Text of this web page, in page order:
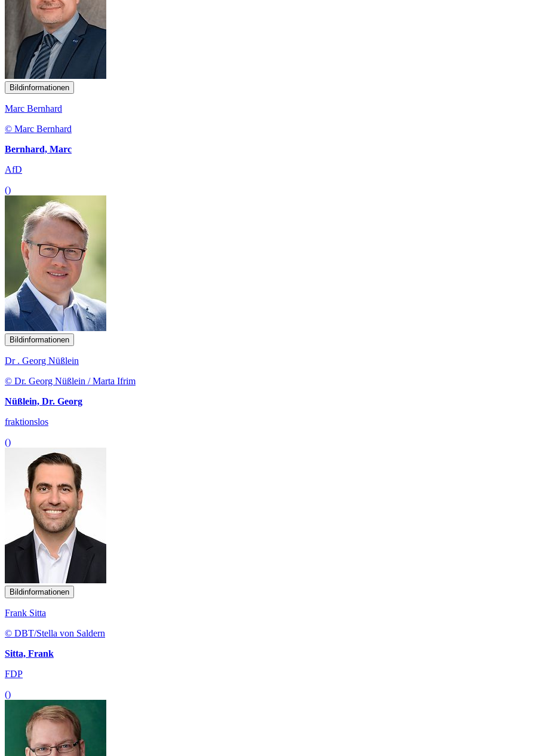
Bildinformationen
Marc Bernhard
© Marc Bernhard
Bernhard, Marc
AfD
()
Bildinformationen
Dr . Georg Nüßlein
© Dr. Georg Nüßlein / Marta Ifrim
Nüßlein, Dr. Georg
fraktionslos
()
Bildinformationen
Frank Sitta
© DBT/Stella von Saldern
Sitta, Frank
FDP
()